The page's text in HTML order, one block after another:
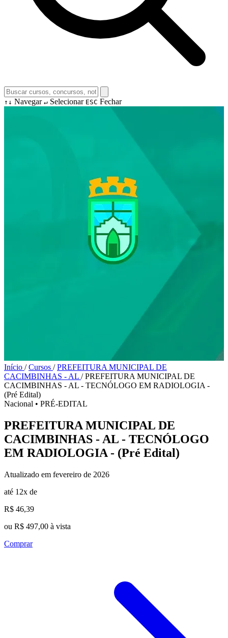
↑↓ Navegar ↵ Selecionar ESC Fechar
Início / Cursos / PREFEITURA MUNICIPAL DE
CACIMBINHAS - AL / PREFEITURA MUNICIPAL DE
CACIMBINHAS - AL - TECNÓLOGO EM RADIOLOGIA -
(Pré Edital)
Nacional • PRÉ-EDITAL
PREFEITURA MUNICIPAL DE
CACIMBINHAS - AL - TECNÓLOGO
EM RADIOLOGIA - (Pré Edital)
Atualizado em fevereiro de 2026
até 12x de
R$ 46,39
ou R$ 497,00 à vista
Comprar